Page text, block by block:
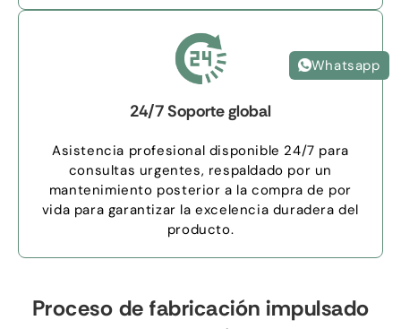
24/7 Soporte global
Asistencia profesional disponible 24/7 para
consultas urgentes, respaldado por un
mantenimiento posterior a la compra de por
vida para garantizar la excelencia duradera del
producto.
Proceso de fabricación impulsado
Whatsapp